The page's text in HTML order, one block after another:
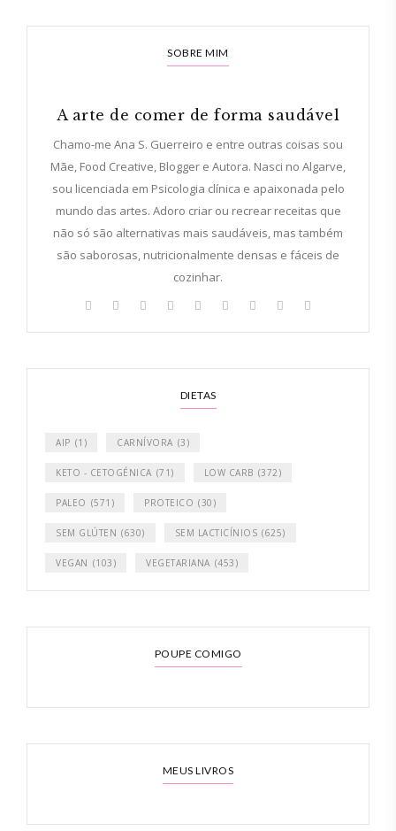
SOBRE MIM
A arte de comer de forma saudável
Chamo-me Ana S. Guerreiro e entre outras coisas sou
Mãe, Food Creative, Blogger e Autora. Nasci no Algarve,
sou licenciada em Psicologia clínica e apaixonada pelo
mundo das artes. Adoro criar ou recrear receitas que
não só são alternativas mais saudáveis, mas também
são saborosas, nutricionalmente densas e fáceis de
cozinhar.
DIETAS
AIP (1) CARNÍVORA (3)
KETO - CETOGÉNICA (71) LOW CARB (372)
PALEO (571) PROTEICO (30)
SEM GLÚTEN (630) SEM LACTICÍNIOS (625)
VEGAN (103) VEGETARIANA (453)
POUPE COMIGO
MEUS LIVROS